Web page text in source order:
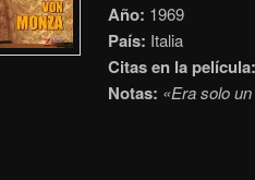
Año: 1969
País: Italia
Citas en la película:
Notas: «Era solo